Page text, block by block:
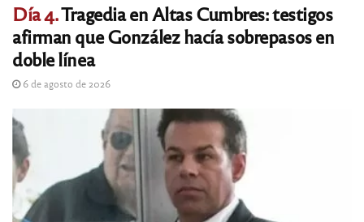
Día 4.Tragedia en Altas Cumbres: testigos
afirman que González hacía sobrepasos en
doble línea
6 de agosto de 2026